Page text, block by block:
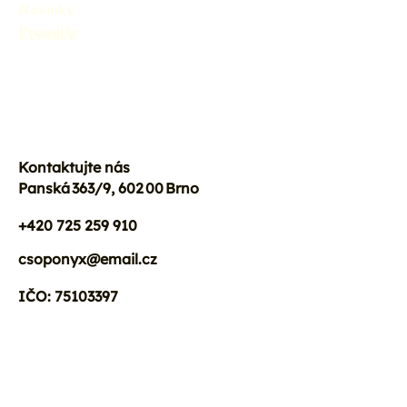
Kontaktujte nás
Panská 363/9, 602 00 Brno
+420 725 259 910
csoponyx@email.cz
IČO: 75103397